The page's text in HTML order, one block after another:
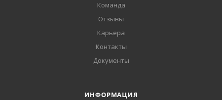
Команда
Отзывы
Карьера
Контакты
Документы
ИНФОРМАЦИЯ